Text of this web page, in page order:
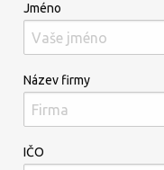
Jméno
Název firmy
IČO